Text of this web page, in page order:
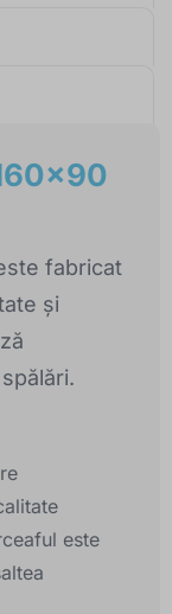
fabricat
și
este